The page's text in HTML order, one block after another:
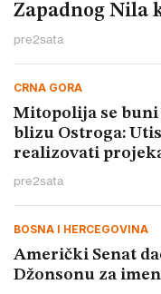
Zapadnog Nila
pre2sata
CRNA GORA
Mitopolija se
blizu Ostroga:
realizovati
pre2sata
BOSNA I HERCEGOVINA
Američki Senat
Džonsonu za